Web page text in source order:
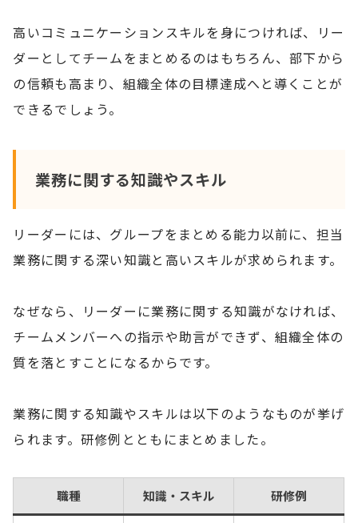
高いコミュニケーションスキルを身につければ、リー
ダーとしてチームをまとめるのはもちろん、部下から
の信頼も高まり、組織全体の目標達成へと導くことが
できるでしょう。
業務に関する知識やスキル
リーダーには、グループをまとめる能力以前に、担当
業務に関する深い知識と高いスキルが求められます。
なぜなら、リーダーに業務に関する知識がなければ、
チームメンバーへの指示や助言ができず、組織全体の
質を落とすことになるからです。
業務に関する知識やスキルは以下のようなものが挙げ
られます。研修例とともにまとめました。
職種 知識・スキル 研修例